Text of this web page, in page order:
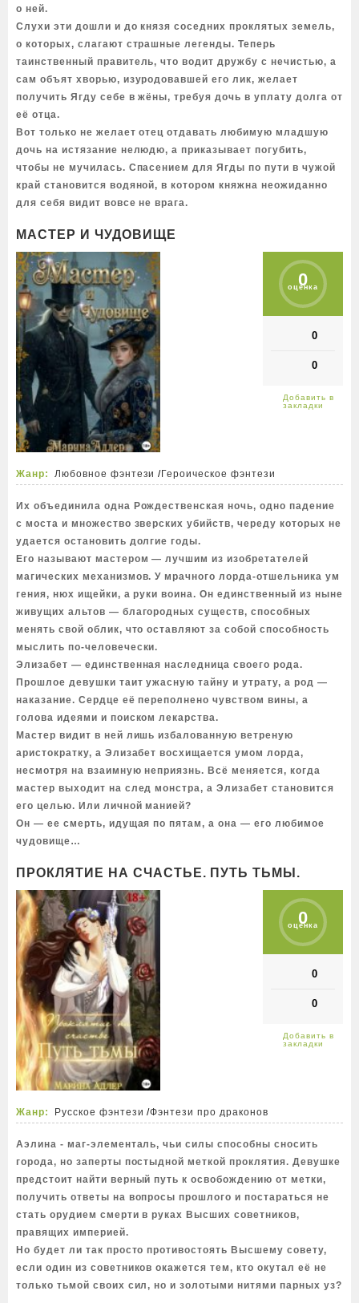
о ней.
Слухи эти дошли и до князя соседних проклятых земель,
о которых, слагают страшные легенды. Теперь
таинственный правитель, что водит дружбу с нечистью, а
сам объят хворью, изуродовавшей его лик, желает
получить Ягду себе в жёны, требуя дочь в уплату долга от
её отца.
Вот только не желает отец отдавать любимую младшую
дочь на истязание нелюдю, а приказывает погубить,
чтобы не мучилась. Спасением для Ягды по пути в чужой
край становится водяной, в котором княжна неожиданно
для себя видит вовсе не врага.
МАСТЕР И ЧУДОВИЩЕ
0
оценка
0
0
Жанр: Любовное фэнтези /Героическое фэнтези
Их объединила одна Рождественская ночь, одно падение
с моста и множество зверских убийств, череду которых не
удается остановить долгие годы.
Его называют мастером — лучшим из изобретателей
магических механизмов. У мрачного лорда-отшельника ум
гения, нюх ищейки, а руки воина. Он единственный из ныне
живущих альтов — благородных существ, способных
менять свой облик, что оставляют за собой способность
мыслить по-человечески.
Элизабет — единственная наследница своего рода.
Прошлое девушки таит ужасную тайну и утрату, а род —
наказание. Сердце её переполнено чувством вины, а
голова идеями и поиском лекарства.
Мастер видит в ней лишь избалованную ветреную
аристократку, а Элизабет восхищается умом лорда,
несмотря на взаимную неприязнь. Всё меняется, когда
мастер выходит на след монстра, а Элизабет становится
его целью. Или личной манией?
Он — ее смерть, идущая по пятам, а она — его любимое
чудовище…
ПРОКЛЯТИЕ НА СЧАСТЬЕ. ПУТЬ ТЬМЫ.
0
оценка
0
0
Жанр: Русское фэнтези /Фэнтези про драконов
Аэлина - маг-элементаль, чьи силы способны сносить
города, но заперты постыдной меткой проклятия. Девушке
предстоит найти верный путь к освобождению от метки,
получить ответы на вопросы прошлого и постараться не
стать орудием смерти в руках Высших советников,
правящих империей.
Но будет ли так просто противостоять Высшему совету,
если один из советников окажется тем, кто окутал её не
только тьмой своих сил, но и золотыми нитями парных уз?